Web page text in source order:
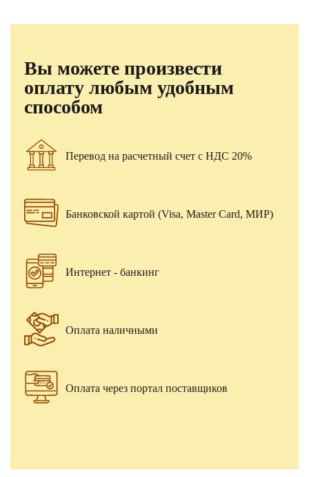
Вы можете произвести
оплату любым удобным
способом
Перевод на расчетный счет с НДС 20%
Банковской картой (Visa, Master Card, МИР)
Интернет - банкинг
Оплата наличными
Оплата через портал поставщиков